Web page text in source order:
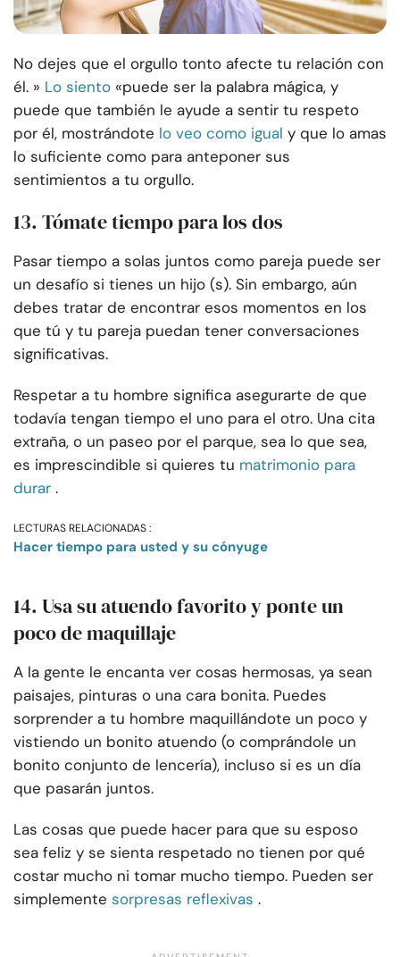
No dejes que el orgullo tonto afecte tu relación con
él. » Lo siento «puede ser la palabra mágica, y
puede que también le ayude a sentir tu respeto
por él, mostrándote lo veo como igual y que lo amas
lo suficiente como para anteponer sus
sentimientos a tu orgullo.
13. Tómate tiempo para los dos
Pasar tiempo a solas juntos como pareja puede ser
un desafío si tienes un hijo (s). Sin embargo, aún
debes tratar de encontrar esos momentos en los
que tú y tu pareja puedan tener conversaciones
significativas.
Respetar a tu hombre significa asegurarte de que
todavía tengan tiempo el uno para el otro. Una cita
extraña, o un paseo por el parque, sea lo que sea,
es imprescindible si quieres tu matrimonio para
durar .
LECTURAS RELACIONADAS :
Hacer tiempo para usted y su cónyuge
14. Usa su atuendo favorito y ponte un
poco de maquillaje
A la gente le encanta ver cosas hermosas, ya sean
paisajes, pinturas o una cara bonita. Puedes
sorprender a tu hombre maquillándote un poco y
vistiendo un bonito atuendo (o comprándole un
bonito conjunto de lencería), incluso si es un día
que pasarán juntos.
Las cosas que puede hacer para que su esposo
sea feliz y se sienta respetado no tienen por qué
costar mucho ni tomar mucho tiempo. Pueden ser
simplemente sorpresas reflexivas .